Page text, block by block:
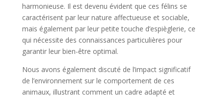
harmonieuse. Il est devenu évident que ces félins se
caractérisent par leur nature affectueuse et sociable,
mais également par leur petite touche d’espièglerie, ce
qui nécessite des connaissances particulières pour
garantir leur bien-être optimal.
Nous avons également discuté de l’impact significatif
de l’environnement sur le comportement de ces
animaux, illustrant comment un cadre adapté et